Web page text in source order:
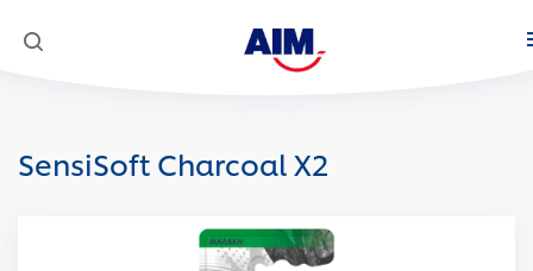
Κοινωνική Αποστολή
SensiSoft Charcoal X2